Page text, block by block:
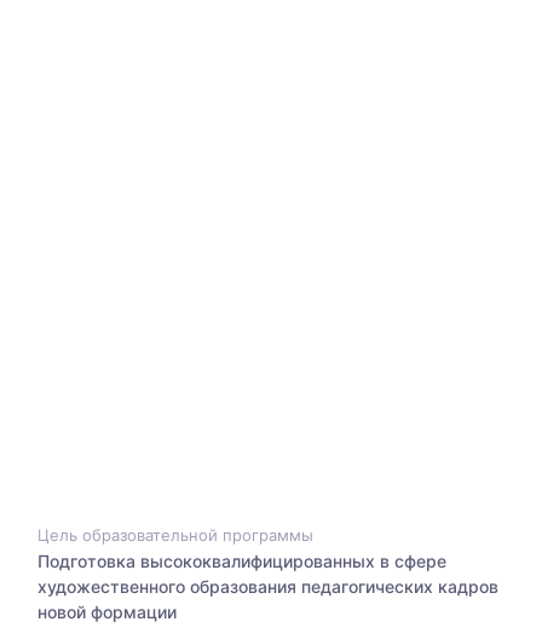
Цель образовательной программы
Подготовка высококвалифицированных в сфере
художественного образования педагогических кадров
новой формации